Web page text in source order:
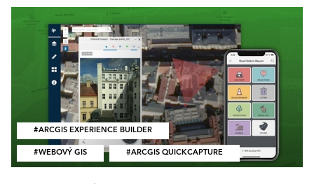
WEBOVÝ GIS ARCGIS QUICKCAPTURE
ARCGIS EXPERIENCE BUILDER